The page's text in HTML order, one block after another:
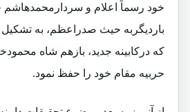
خود رسماً اعلام و سردارمحمدهاشم
باردیگربه حیث صدراعظم، به تشکیل
که درکابینه جدید، بازهم شاه
حربیه مقام خود را حفظ نمود.